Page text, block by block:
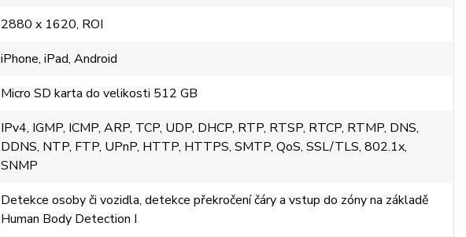
2880 x 1620, ROI
iPhone, iPad, Android
Micro SD karta do velikosti 512 GB
IPv4, IGMP, ICMP, ARP, TCP, UDP, DHCP, RTP, RTSP, RTCP, RTMP, DNS,
DDNS, NTP, FTP, UPnP, HTTP, HTTPS, SMTP, QoS, SSL/TLS, 802.1x,
SNMP
Detekce osoby či vozidla, detekce překročení čáry a vstup do zóny na základě
Human Body Detection I